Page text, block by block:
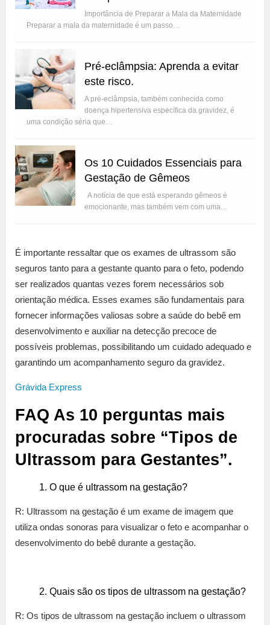
Importância de Preparar a Mala da Maternidade
Preparar a mala da maternidade é um passo…
Pré-eclâmpsia: Aprenda a evitar
este risco.
A pré-eclâmpsia, também conhecida como
doença hipertensiva específica da gravidez, é
uma condição séria que…
Os 10 Cuidados Essenciais para
Gestação de Gêmeos
A notícia de que está esperando gêmeos é
emocionante, mas também vem com uma…
É importante ressaltar que os exames de ultrassom são
seguros tanto para a gestante quanto para o feto, podendo
ser realizados quantas vezes forem necessários sob
orientação médica. Esses exames são fundamentais para
fornecer informações valiosas sobre a saúde do bebê em
desenvolvimento e auxiliar na detecção precoce de
possíveis problemas, possibilitando um cuidado adequado e
garantindo um acompanhamento seguro da gravidez.
Grávida Express
FAQ As 10 perguntas mais
procuradas sobre “Tipos de
Ultrassom para Gestantes”.
O que é ultrassom na gestação?
R: Ultrassom na gestação é um exame de imagem que
utiliza ondas sonoras para visualizar o feto e acompanhar o
desenvolvimento do bebê durante a gestação.
Quais são os tipos de ultrassom na gestação?
R: Os tipos de ultrassom na gestação incluem o ultrassom